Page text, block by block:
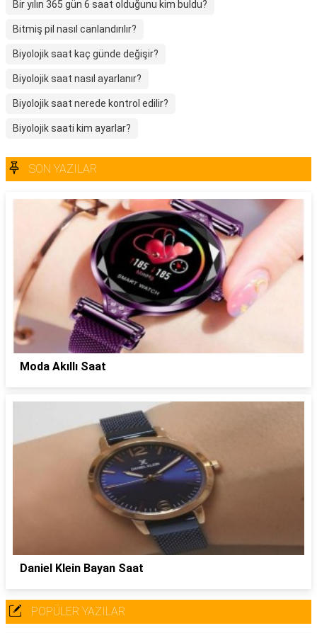
Bir yılın 365 gün 6 saat olduğunu kim buldu?
Bitmiş pil nasıl canlandırılır?
Biyolojik saat kaç günde değişir?
Biyolojik saat nasıl ayarlanır?
Biyolojik saat nerede kontrol edilir?
Biyolojik saati kim ayarlar?
SON YAZILAR
Moda Akıllı Saat
Daniel Klein Bayan Saat
POPÜLER YAZILAR